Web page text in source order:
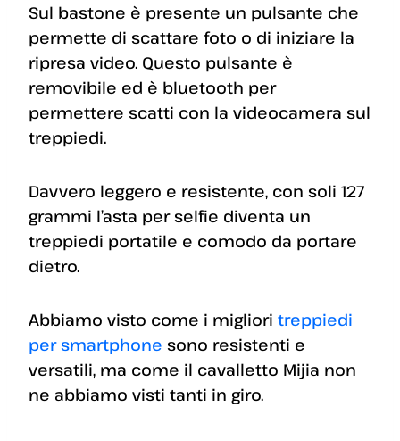
Sul bastone è presente un pulsante che
permette di scattare foto o di iniziare la
ripresa video. Questo pulsante è
removibile ed è bluetooth per
permettere scatti con la videocamera sul
treppiedi.
Davvero leggero e resistente, con soli 127
grammi l’asta per selfie diventa un
treppiedi portatile e comodo da portare
dietro.
Abbiamo visto come i migliori treppiedi
per smartphone sono resistenti e
versatili, ma come il cavalletto Mijia non
ne abbiamo visti tanti in giro.